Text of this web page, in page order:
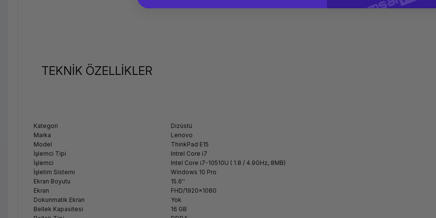
kullanım sunmaktadır. 75 cm den düşürülme
TEKNİK ÖZELLİKLER
Kategori
Dizüstü
Marka
Lenovo
Model
ThinkPad E15
İşlemci Tipi
Intrel Core i7
İşlemci
Intel Core i7-10510U ( 1.8 / 4.9GHz, 8MB)
İşletim Sistemi
Windows 10 Pro
Ekran Boyutu
15.6''
Ekran
FHD/1920x1080
Dokunmatik Ekran
Yok
Bellek Kapasitesi
16 GB